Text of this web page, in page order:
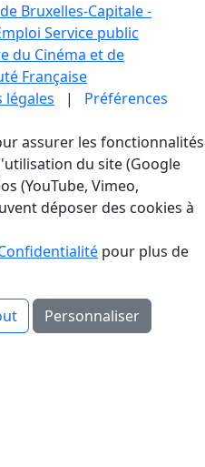
Bruxelles-Capitale -
Service public
du Cinéma et de
Française
légales | Préférences
assurer les fonctionnalités
du site (Google
(YouTube, Vimeo,
déposer des cookies à
pour plus de
Personnaliser